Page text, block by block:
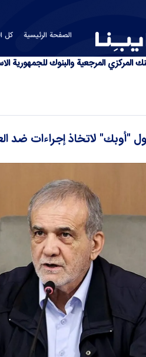
المركزي المرجعية والبنوك للجمهورية
الصفحة الرئیسیة كل
"أوبك" لاتخاذ إجراءات ضد